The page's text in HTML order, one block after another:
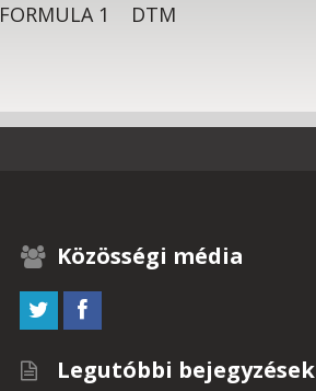
FORMULA 1 DTM
Közösségi média
Legutóbbi bejegyzések